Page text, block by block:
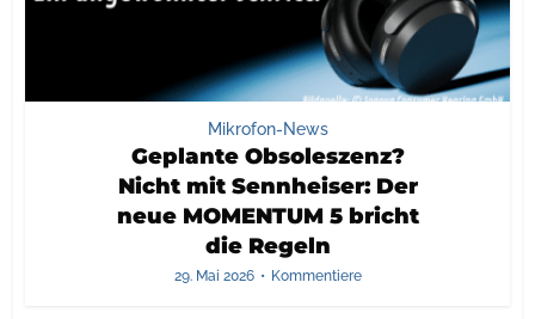
Mikrofon-News
Geplante Obsoleszenz?
Nicht mit Sennheiser: Der
neue MOMENTUM 5 bricht
die Regeln
29. Mai 2026 Kommentiere